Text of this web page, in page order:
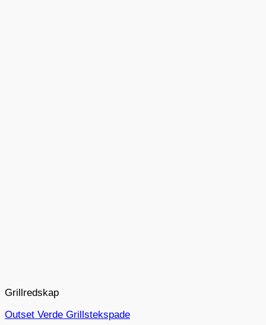
Grillredskap
Outset Verde Grillstekspade